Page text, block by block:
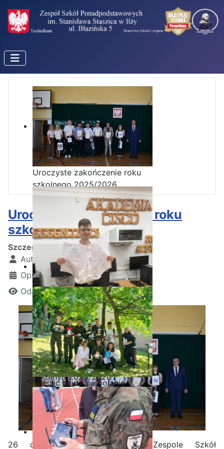
Uroczyste zakończenie roku
szkolnego 2025/2026
Ostatnia garść certyfikatów
Akademii CISCO w roku
szkolnym2025/2026
Staszic czyta na polanie
Uroczyste zakończenie roku
szkolnego 2025/2026
Szczegóły
Autor:
Kamil Krosta
Opublikowano: 28 czerwiec 2026
Odsłon: 443
26 czerwca 2026 roku w Zespole Szkół